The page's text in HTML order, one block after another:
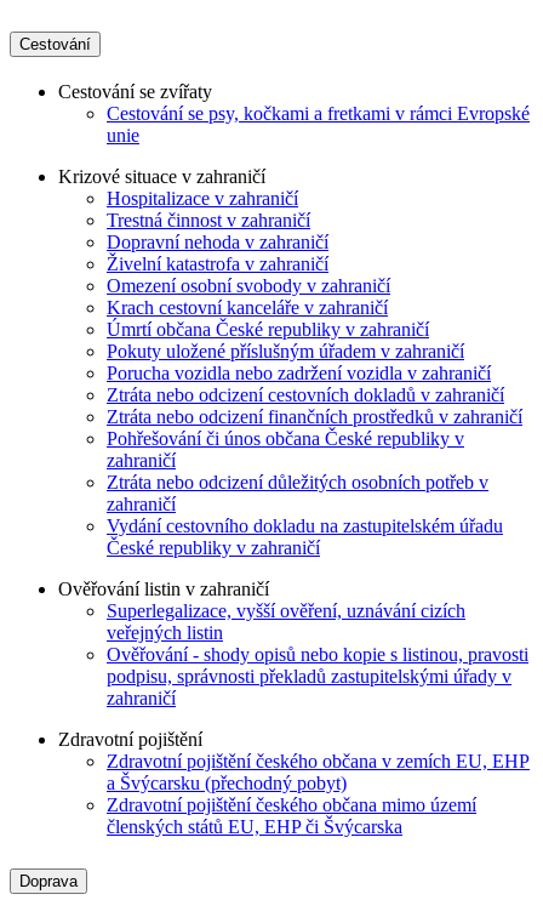
Cestování
Cestování se zvířaty
Cestování se psy, kočkami a fretkami v rámci Evropské
unie
Krizové situace v zahraničí
Hospitalizace v zahraničí
Trestná činnost v zahraničí
Dopravní nehoda v zahraničí
Živelní katastrofa v zahraničí
Omezení osobní svobody v zahraničí
Krach cestovní kanceláře v zahraničí
Úmrtí občana České republiky v zahraničí
Pokuty uložené příslušným úřadem v zahraničí
Porucha vozidla nebo zadržení vozidla v zahraničí
Ztráta nebo odcizení cestovních dokladů v zahraničí
Ztráta nebo odcizení finančních prostředků v zahraničí
Pohřešování či únos občana České republiky v
zahraničí
Ztráta nebo odcizení důležitých osobních potřeb v
zahraničí
Vydání cestovního dokladu na zastupitelském úřadu
České republiky v zahraničí
Ověřování listin v zahraničí
Superlegalizace, vyšší ověření, uznávání cizích
veřejných listin
Ověřování - shody opisů nebo kopie s listinou, pravosti
podpisu, správnosti překladů zastupitelskými úřady v
zahraničí
Zdravotní pojištění
Zdravotní pojištění českého občana v zemích EU, EHP
a Švýcarsku (přechodný pobyt)
Zdravotní pojištění českého občana mimo území
členských států EU, EHP či Švýcarska
Doprava